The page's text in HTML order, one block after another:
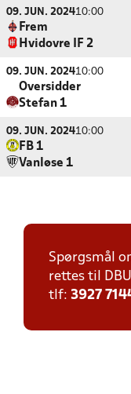
09. JUN. 202410:00
Frem
Hvidovre IF 2
09. JUN. 202410:00
Oversidder
Stefan 1
09. JUN. 202410:00
FB 1
Vanløse 1
Spørgsmål
rettes til
tlf: 3927